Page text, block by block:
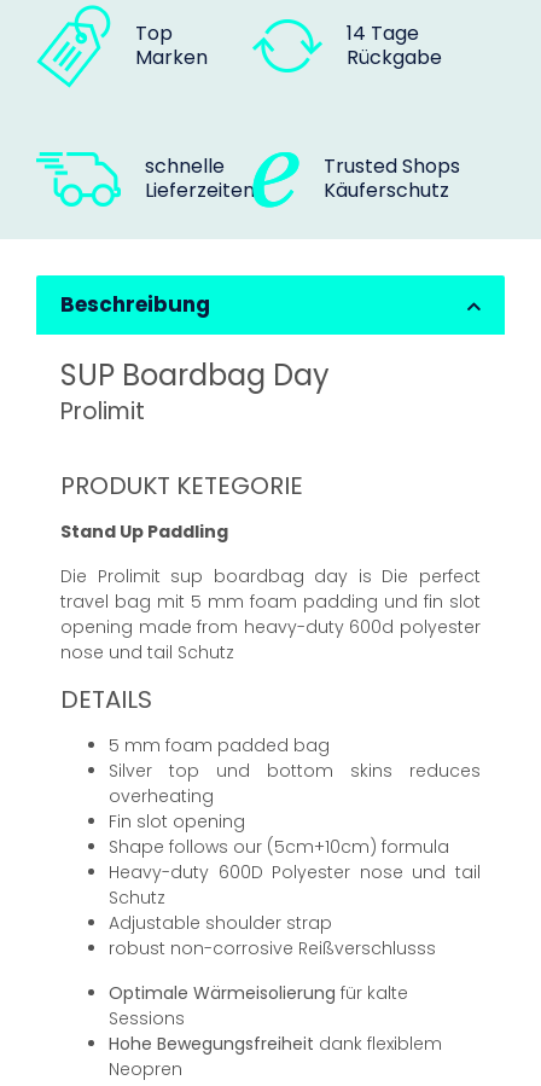
Top
Marken
14 Tage
Rückgabe
schnelle
Lieferzeiten
Trusted Shops
Käuferschutz
Beschreibung
SUP Boardbag Day
Prolimit
PRODUKT KETEGORIE
Stand Up Paddling
Die Prolimit sup boardbag day is Die perfect
travel bag mit 5 mm foam padding und fin slot
opening made from heavy-duty 600d polyester
nose und tail Schutz
DETAILS
5 mm foam padded bag
Silver top und bottom skins reduces
overheating
Fin slot opening
Shape follows our (5cm+10cm) formula
Heavy-duty 600D Polyester nose und tail
Schutz
Adjustable shoulder strap
robust non-corrosive Reißverschlusss
Optimale Wärmeisolierung für kalte
Sessions
Hohe Bewegungsfreiheit dank flexiblem
Neopren